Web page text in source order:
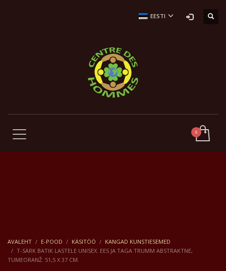
EESTI
AVALEHT E-POOD KÄSITÖÖ
KANGAD KUNSTIESEMED
T-SÄRK BATIK LASTELE UNISEX. EES JA TAGA TRUMM ABSTRAKTNE,
TUMEORANŽ. 51,5 X 37 CM.